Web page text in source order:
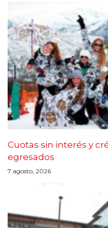
Cuotas sin interés y
egresados
7 agosto, 2026